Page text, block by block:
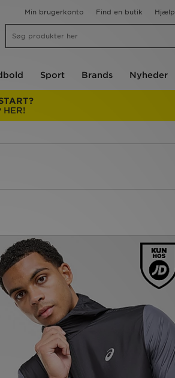
Min brugerkonto Find en butik Hjælp
Sport Brands Nyheder
HER!